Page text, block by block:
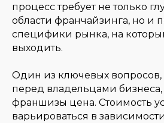
22 QazaqGrill доставка запеченного
23 B.A.Shop франшиза магазина
процесс требует не только
области франчайзинга, но и
специфики рынка, на
выходить.
Один из ключевых вопросов,
перед владельцами бизнеса,
франшизы цена. Стоимость
варьироваться в